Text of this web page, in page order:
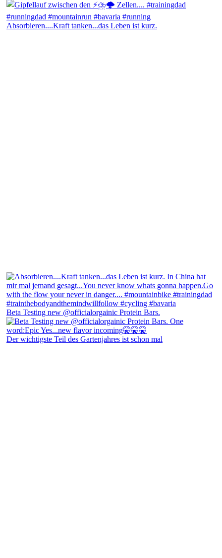
Absorbieren....Kraft tanken...das Leben ist kurz.
Beta Testing new @officialorgainic Protein Bars.
Der wichtigste Teil des Gartenjahres ist schon mal